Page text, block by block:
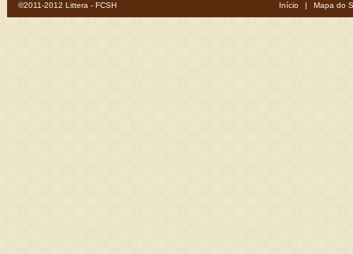
©2011-2012 Littera - FCSH Início | Mapa do